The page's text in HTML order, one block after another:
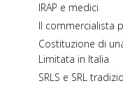
IRAP e medici
Il commercialista
Costituzione di
Limitata in Italia
SRLS e SRL